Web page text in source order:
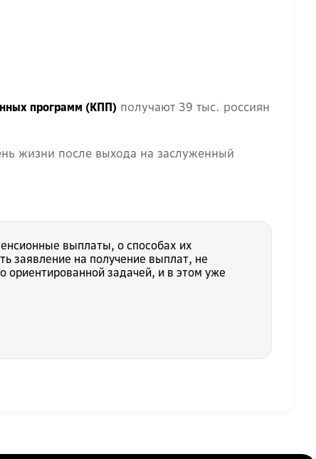
программ (КПП) получают 39 тыс. россиян
жизни после выхода на заслуженный
выплаты, о способах их
заявление на получение выплат, не
задачей, и в этом уже